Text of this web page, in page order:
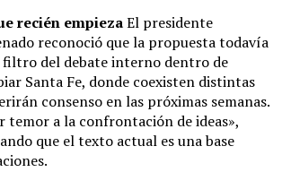
recién empiezaEl presidente
reconoció que la propuesta todavía
filtro del debate interno dentro de
Santa Fe, donde coexisten distintas
consenso en las próximas semanas.
temor a la confrontación de ideas»,
que el texto actual es una base